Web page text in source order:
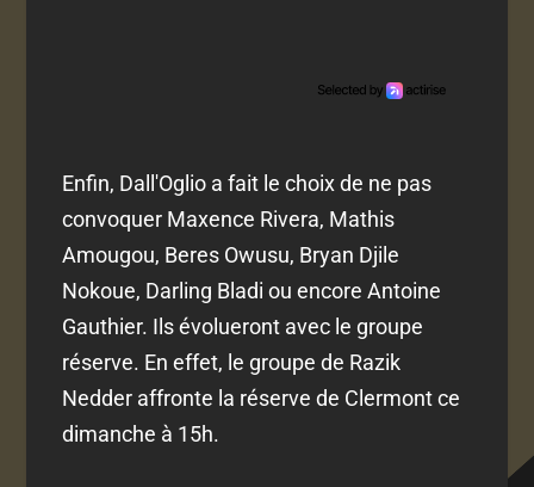
Enfin, Dall'Oglio a fait le choix de ne pas
convoquer Maxence Rivera, Mathis
Amougou, Beres Owusu, Bryan Djile
Nokoue, Darling Bladi ou encore Antoine
Gauthier. Ils évolueront avec le groupe
réserve. En effet, le groupe de Razik
Nedder affronte la réserve de Clermont ce
dimanche à 15h.